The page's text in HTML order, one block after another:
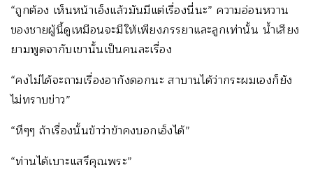
“ถูกต้อง เห็นหน้าเอ็งแล้วมันมีแต่เรื่องนี่นะ” ความอ่อนหวาน
ของชายผู้นี้ดูเหมือนจะมีให้เพียงภรรยาและลูกเท่านั้น น้ำเสียง
ยามพูดจากับเขานั้นเป็นคนละเรื่อง
“คงไม่ได้จะถามเรื่องอากังดอกนะ สาบานได้ว่ากระผมเองก็ยัง
ไม่ทราบข่าว”
“หึๆๆ ถ้าเรื่องนั้นข้าว่าข้าคงบอกเอ็งได้”
“ท่านได้เบาะแสรึคุณพระ”